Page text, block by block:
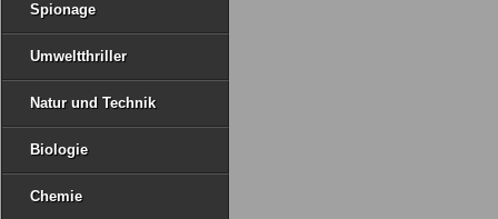
Spionage
Umweltthriller
Natur und Technik
Biologie
Chemie